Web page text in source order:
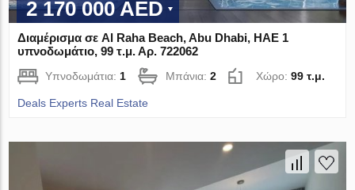
2 170 000 AED
Διαμέρισμα σε Al Raha Beach, Abu Dhabi, ΗΑΕ 1
υπνοδωμάτιο, 99 τ.μ. Αρ. 722062
Υπνοδωμάτια:1 Μπάνια:2 Χώρο:99 τ.μ.
Deals Experts Real Estate